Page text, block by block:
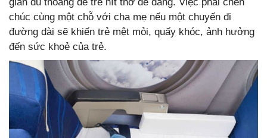
chúc cùng một chỗ với cha mẹ nếu một chuyến đi
đường dài sẽ khiến trẻ mệt mỏi, quấy khóc, ảnh hưởng
đến sức khoẻ của trẻ.